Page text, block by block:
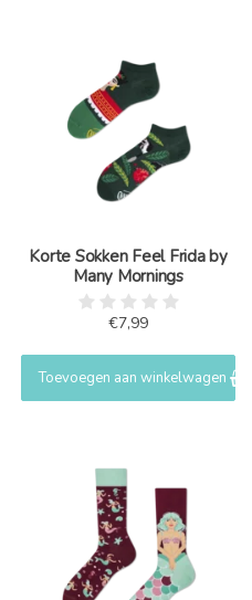
Korte Sokken Feel Frida by
Many Mornings
€7,99
Toevoegen aan winkelwagen